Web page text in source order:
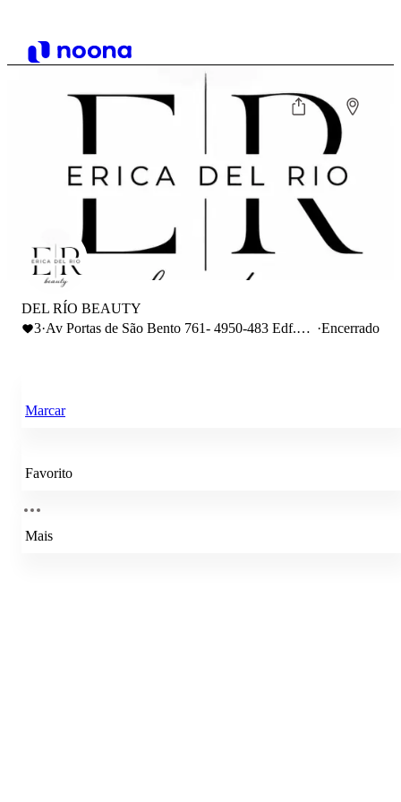
DEL RÍO BEAUTY
3·Av Portas de São Bento 761- 4950-483 Edf.
·Encerrado
Marcar
Favorito
Mais